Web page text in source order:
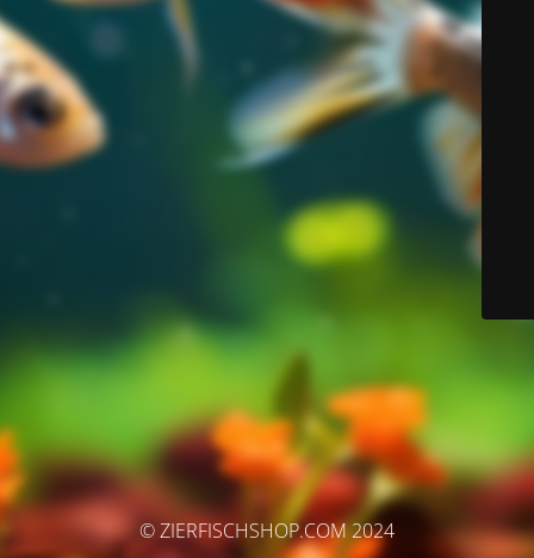
© ZIERFISCHSHOP.COM 2024